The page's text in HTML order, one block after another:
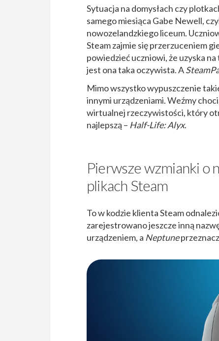
Sytuacja na domysłach czy
samego miesiąca Gabe Newell,
nowozelandzkiego liceum.
Steam zajmie się przerzuceniem
powiedzieć uczniowi, że uzyska
jest ona taka oczywista. A
Mimo wszystko wypuszczenie
innymi urządzeniami. Weźmy
wirtualnej rzeczywistości, który
najlepszą – Half-Life: Alyx.
Pierwsze wzmianki o
plikach Steam
To w kodzie klienta Steam
zarejestrowano jeszcze inną
urządzeniem, a Neptune